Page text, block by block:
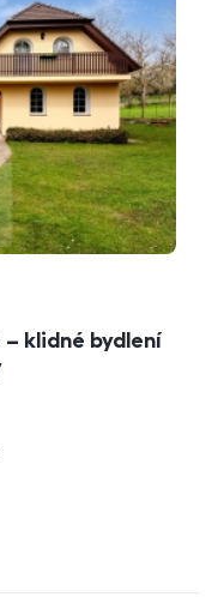
– klidné bydlení